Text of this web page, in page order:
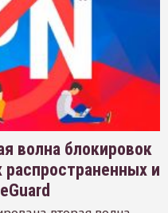
волна блокировок
и